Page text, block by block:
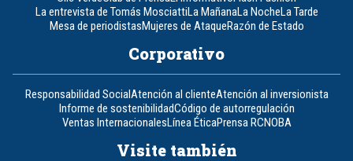
La entrevista de Tomás MosciattiLa MañanaLa NocheLa Tarde
Mesa de periodistasMujeres de AtaqueRazón de Estado
Corporativo
Responsabilidad SocialAtención al clienteAtención al inversionista
Informe de sostenibilidadCódigo de autorregulación
Ventas InternacionalesLínea ÉticaPrensa RCNOBA
Visite también